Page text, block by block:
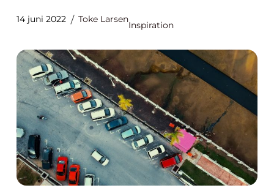
14 juni 2022 Toke Larsen
Inspiration